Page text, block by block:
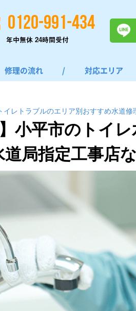
0120-991-434
年中無休 24時間受付
修理の流れ / 対応エリア
イレトラブルのエリア別おすすめ水道修
小平市のトイ
局指定工事店